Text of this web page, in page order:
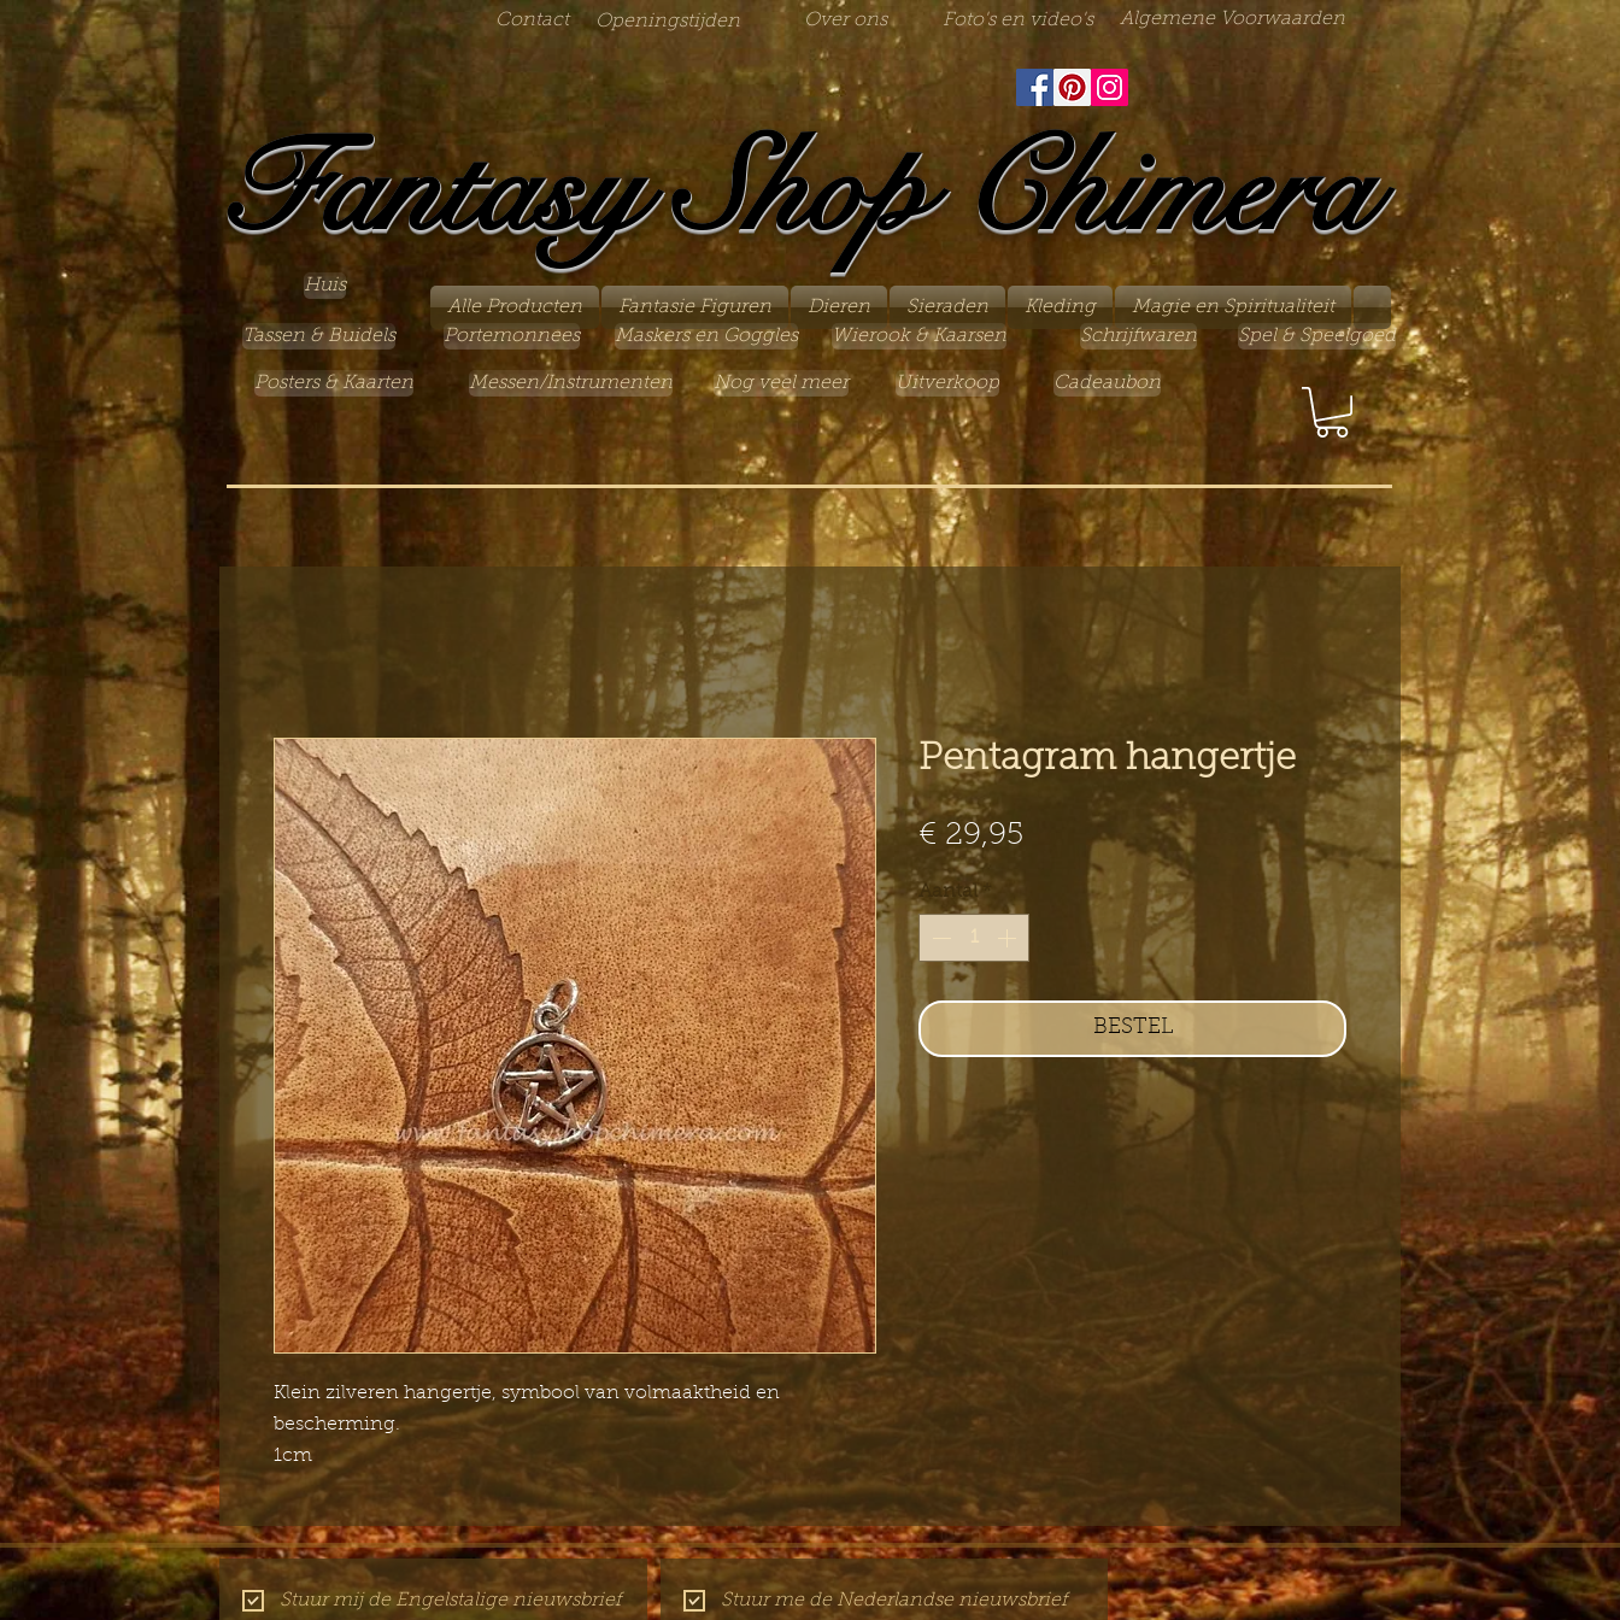
Contact Openingstijden Over ons Foto's en video's Algemene Voorwaarden
Fantasy Shop Chimera
Huis
Alle Producten
Fantasie Figuren Dieren Sieraden Kleding
Magie en Spiritualiteit
Tassen & Buidels
Portemonnees Maskers en Goggles Wierook & Kaarsen Schrijfwaren
Posters & Kaarten Messen/Instrumenten Nog veel meer Uitverkoop Cadeaubon
Spel & Speelgoed
Klein zilveren hangertje, symbool van volmaaktheid en
bescherming.
1cm
Pentagram hangertje
€ 29,95
Aantal *
BESTEL
Stuur mij de Engelstalige nieuwsbrief Stuur me de Nederlandse nieuwsbrief